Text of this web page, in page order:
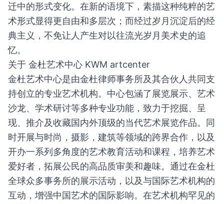
迁中的形式变化。在新的语境下，素描这种纯粹的艺
术形式显得更自由和多层次；而经过岁月沉淀后的经
典主义，不免让人产生对以往流光岁月美术史的追
忆。
关于 金杜艺术中心 KWM artcenter
金杜艺术中心是由金杜律师事务所及其合伙人共同支
持创立的专业艺术机构。中心包涵了展览展示、艺术
沙龙、学术研讨等多种专业功能，致力于挖掘、呈
现、推介及收藏国内外顶级的当代艺术展览作品。同
时开展与时尚，摄影，建筑等领域的跨界合作，以及
开办一系列多角度的艺术教育活动和课程，培养艺术
爱好者，拓展公民的高品质审美和趣味。通过在金杜
全球众多事务所的展示活动，以及与国际艺术机构的
互动，增强中国艺术的国际影响。在艺术机构罕见的